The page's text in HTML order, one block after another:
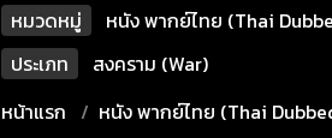
หมวดหมู่
หนัง พากย์ไทย (Thai
ประเภท
สงคราม (War)
หน้าแรก
หนัง พากย์ไทย (Thai